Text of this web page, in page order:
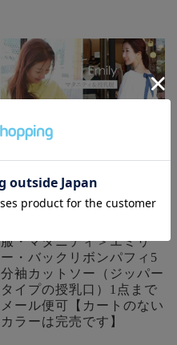
服・マタニティ＞エミリ
ー・バックリボンパフィ5
分袖カットソー（ジッパー
タイプの授乳口）1点まで
メール便可【カートのない
カラーは完売です】